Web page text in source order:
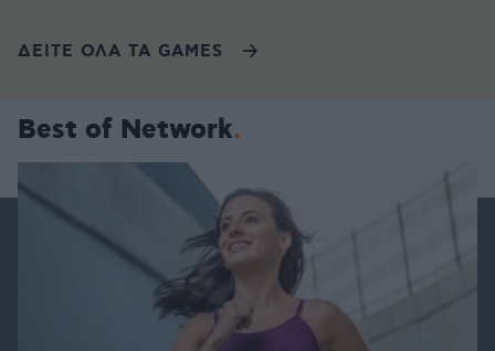
ΔΕΙΤΕ ΟΛΑ ΤΑ GAMES
Best of Network